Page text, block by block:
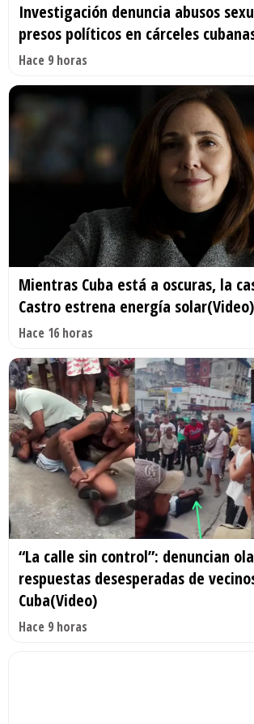
Investigación denuncia abusos
presos políticos en cárceles
Hace 9 horas
Mientras Cuba está a oscuras, la
Castro estrena energía solar(Video)
Hace 16 horas
“La calle sin control”: denuncian
respuestas desesperadas de
Cuba(Video)
Hace 9 horas